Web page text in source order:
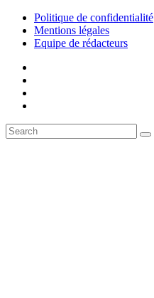
Politique de confidentialité
Mentions légales
Equipe de rédacteurs